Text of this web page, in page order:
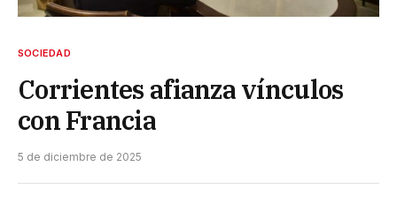
SOCIEDAD
Corrientes afianza vínculos
con Francia
5 de diciembre de 2025